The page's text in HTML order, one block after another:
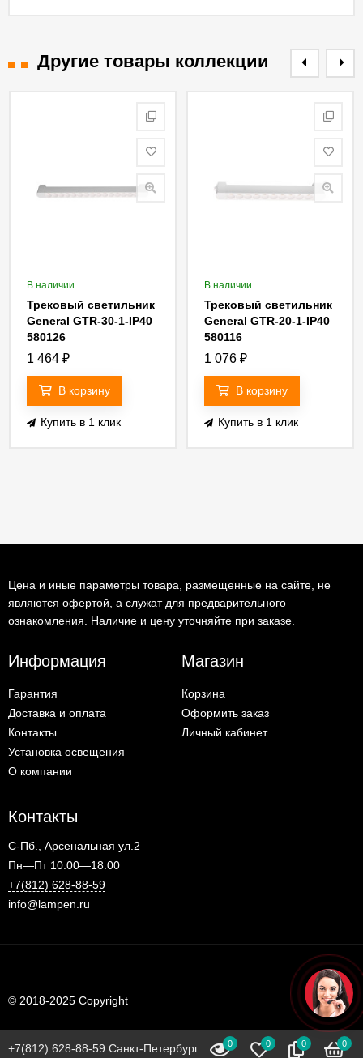
Другие товары коллекции
В наличии
Трековый светильник
General GTR-30-1-IP40
580126
1 464 ₽
В корзину
Купить в 1 клик
В наличии
Трековый светильник
General GTR-20-1-IP40
580116
1 076 ₽
В корзину
Купить в 1 клик
Цена и иные параметры товара, размещенные на сайте, не
являются офертой, а служат для предварительного
ознакомления. Наличие и цену уточняйте при заказе.
Информация
Гарантия
Доставка и оплата
Контакты
Установка освещения
О компании
Магазин
Корзина
Оформить заказ
Личный кабинет
Контакты
С-Пб., Арсенальная ул.2
Пн—Пт 10:00—18:00
+7(812) 628-88-59
info@lampen.ru
© 2018-2025 Copyright
0 0 0 0
+7(812) 628-88-59 Санкт-Петербург